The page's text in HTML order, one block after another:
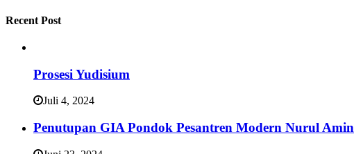
Recent Post
Prosesi Yudisium
Juli 4, 2024
Penutupan GIA Pondok Pesantren Modern Nurul Amin